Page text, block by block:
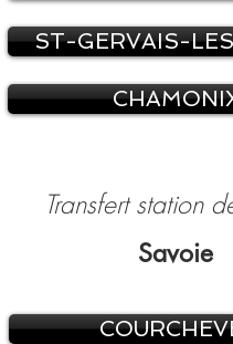
ST-GERVAIS-
Transfert station
Savoie